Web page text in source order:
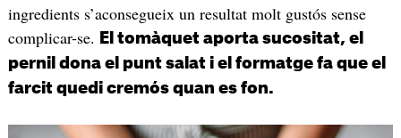
ingredients s’aconsegueix un resultat molt gustós sense
complicar-se.
El tomàquet aporta sucositat, el
pernil dona el punt salat i el formatge fa que el
farcit quedi cremós quan es fon.